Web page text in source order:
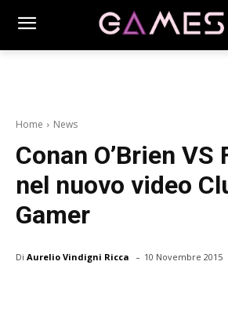
Home News
Conan O’Brien VS
nel nuovo video
Gamer
Di Aurelio Vindigni Ricca - 10 Novembre 2015